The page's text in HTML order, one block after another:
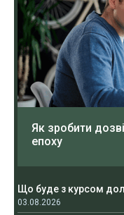
Як зробити
епоху
Що буде з курсом
03.08.2026